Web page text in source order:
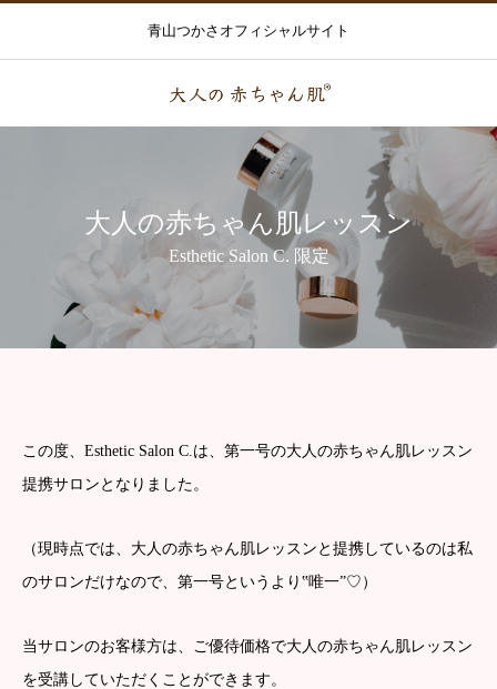
青山つかさオフィシャルサイト
大人の赤ちゃん肌レッスン
Esthetic Salon C. 限定
この度、Esthetic Salon C.は、第一号の大人の赤ちゃん肌レッスン
提携サロンとなりました。
（現時点では、大人の赤ちゃん肌レッスンと提携しているのは私
のサロンだけなので、第一号というより‟唯一”♡）
当サロンのお客様方は、ご優待価格で大人の赤ちゃん肌レッスン
を受講していただくことができます。